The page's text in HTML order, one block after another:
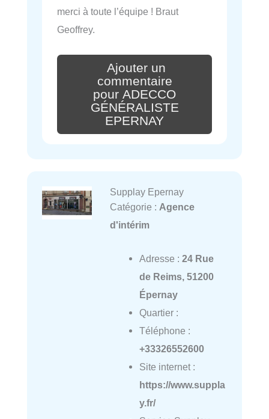
merci à toute l’équipe ! Braut
Geoffrey.
Ajouter un
commentaire
pour ADECCO
GÉNÉRALISTE
EPERNAY
Supplay Epernay
Catégorie : Agence
d'intérim
Adresse : 24 Rue
de Reims, 51200
Épernay
Quartier :
Téléphone :
+33326552600
Site internet :
https://www.suppla
y.fr/